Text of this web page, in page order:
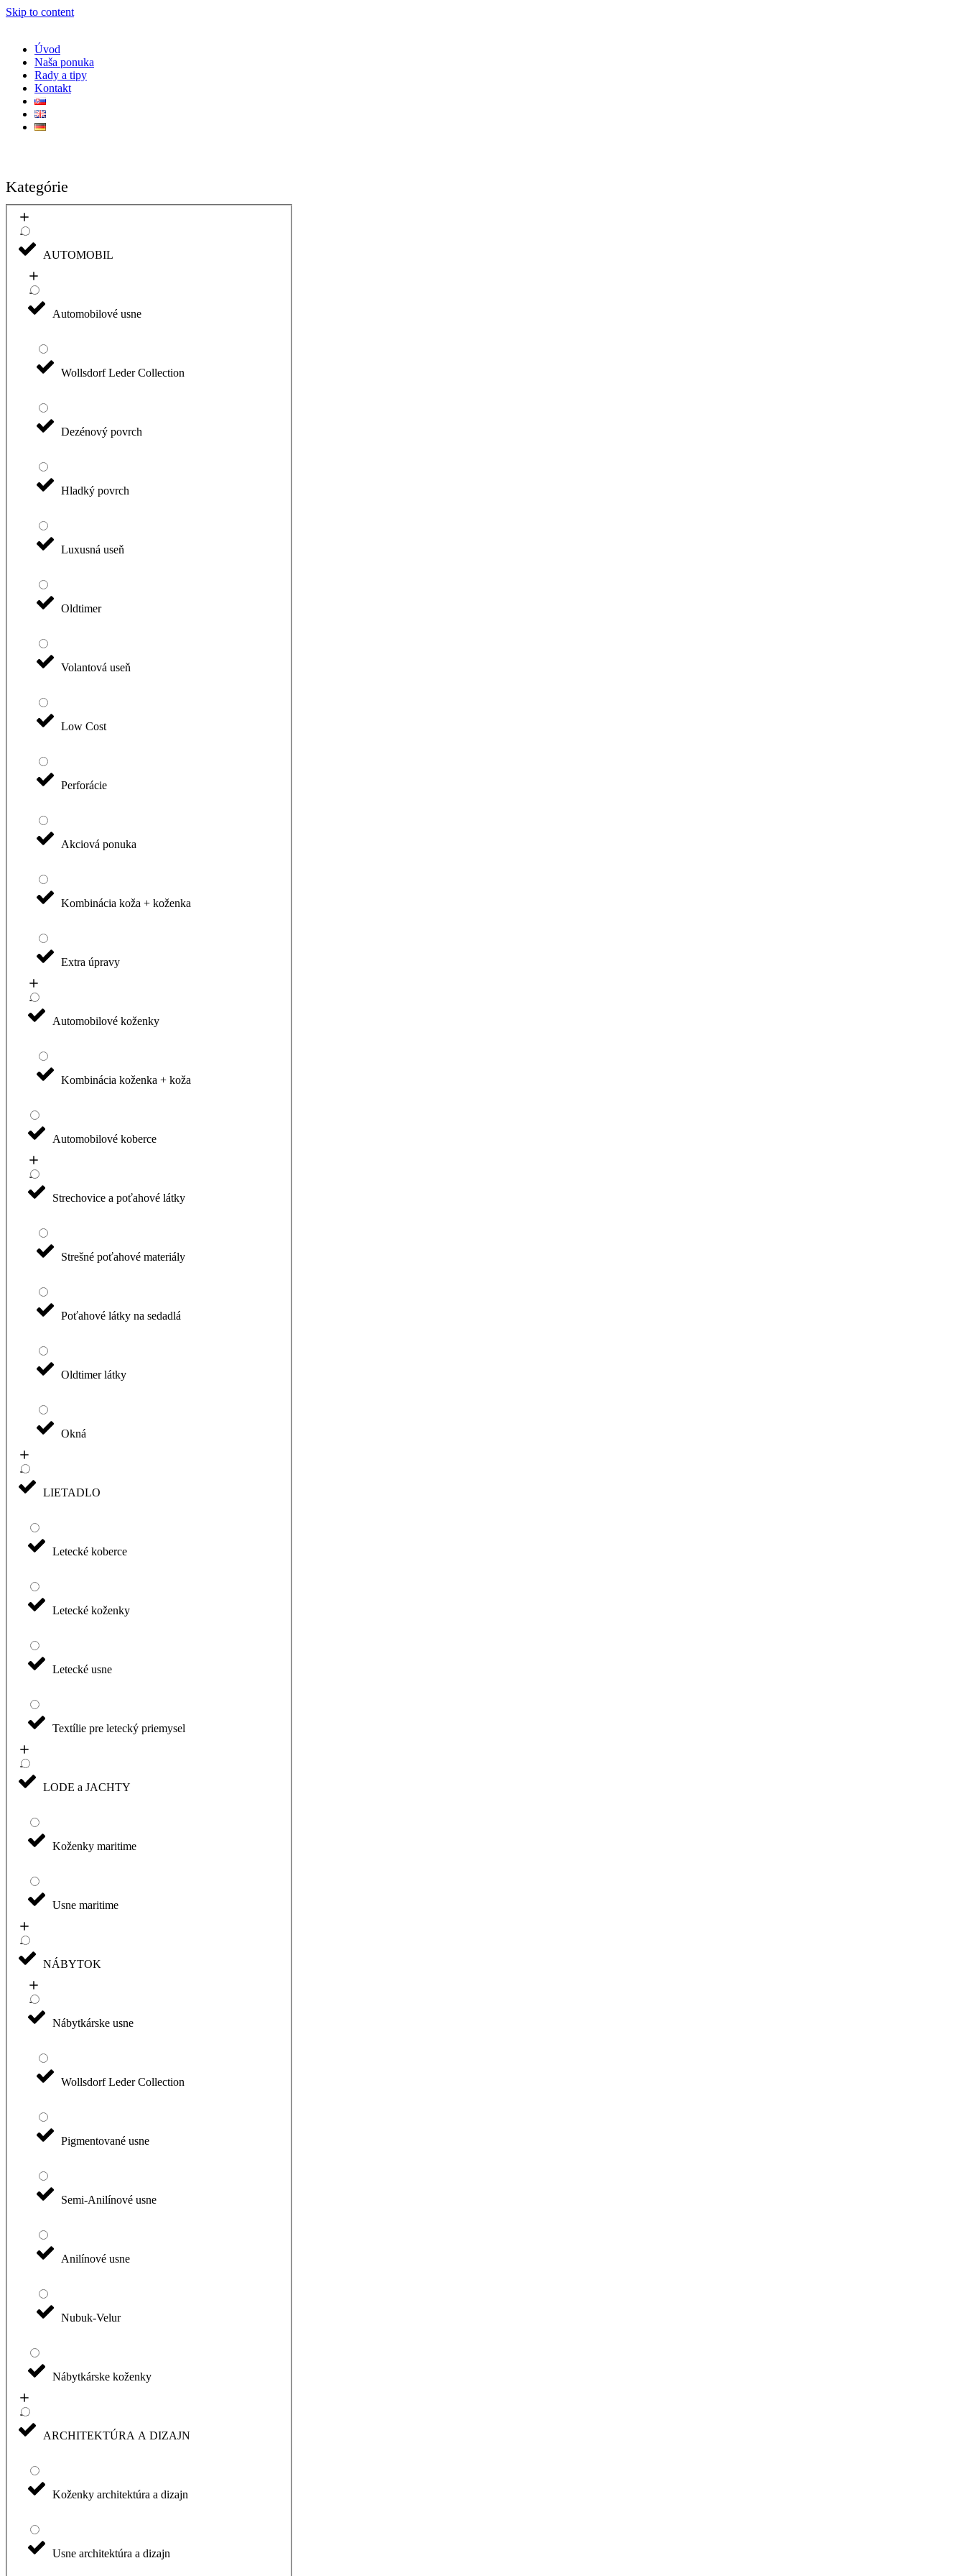
Skip to content
Úvod
Naša ponuka
Rady a tipy
Kontakt
Kategórie
AUTOMOBIL
Automobilové usne
Wollsdorf Leder Collection
Dezénový povrch
Hladký povrch
Luxusná useň
Oldtimer
Volantová useň
Low Cost
Perforácie
Akciová ponuka
Kombinácia koža + koženka
Extra úpravy
Automobilové koženky
Kombinácia koženka + koža
Automobilové koberce
Strechovice a poťahové látky
Strešné poťahové materiály
Poťahové látky na sedadlá
Oldtimer látky
Okná
LIETADLO
Letecké koberce
Letecké koženky
Letecké usne
Textílie pre letecký priemysel
LODE a JACHTY
Koženky maritime
Usne maritime
NÁBYTOK
Nábytkárske usne
Wollsdorf Leder Collection
Pigmentované usne
Semi-Anilínové usne
Anilínové usne
Nubuk-Velur
Nábytkárske koženky
ARCHITEKTÚRA A DIZAJN
Koženky architektúra a dizajn
Usne architektúra a dizajn